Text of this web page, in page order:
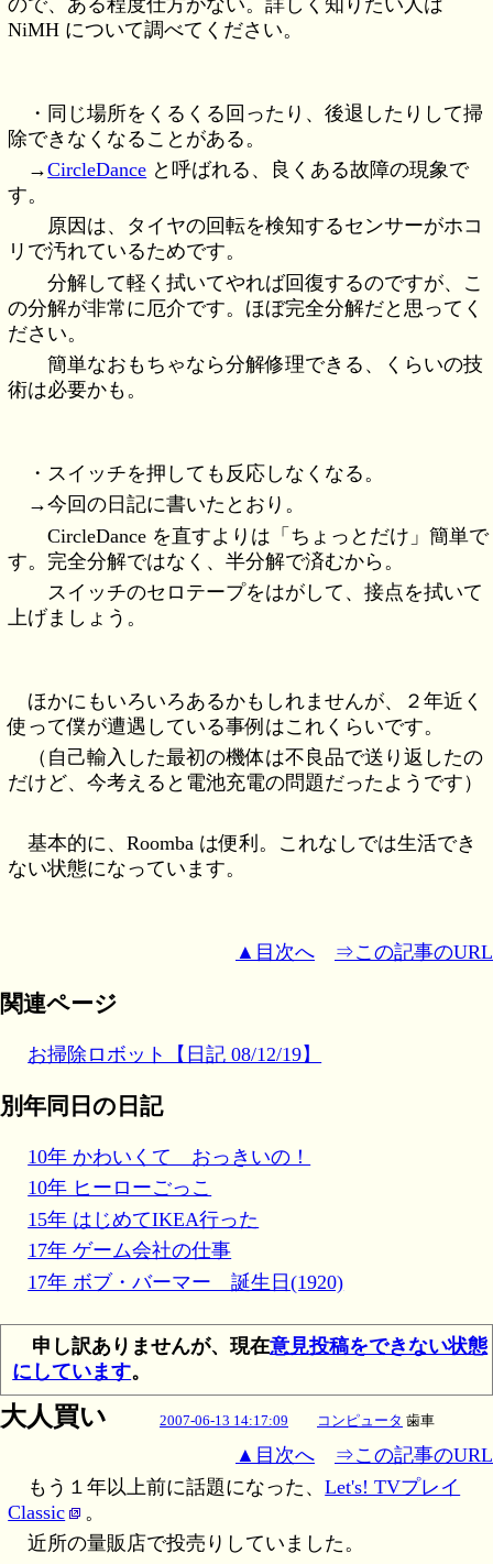
NiMH について調べてください。
・同じ場所をくるくる回ったり、後退したりして掃
除できなくなることがある。
→CircleDance と呼ばれる、良くある故障の現象で
す。
原因は、タイヤの回転を検知するセンサーがホコ
リで汚れているためです。
分解して軽く拭いてやれば回復するのですが、こ
の分解が非常に厄介です。ほぼ完全分解だと思ってく
ださい。
簡単なおもちゃなら分解修理できる、くらいの技
術は必要かも。
・スイッチを押しても反応しなくなる。
→今回の日記に書いたとおり。
CircleDance を直すよりは「ちょっとだけ」簡単で
す。完全分解ではなく、半分解で済むから。
スイッチのセロテープをはがして、接点を拭いて
上げましょう。
ほかにもいろいろあるかもしれませんが、２年近く
使って僕が遭遇している事例はこれくらいです。
（自己輸入した最初の機体は不良品で送り返したの
だけど、今考えると電池充電の問題だったようです）
基本的に、Roomba は便利。これなしでは生活でき
ない状態になっています。
▲目次へ ⇒この記事のURL
関連ページ
お掃除ロボット【日記 08/12/19】
別年同日の日記
10年 かわいくて おっきいの！
10年 ヒーローごっこ
15年 はじめてIKEA行った
17年 ゲーム会社の仕事
17年 ボブ・バーマー 誕生日(1920)
申し訳ありませんが、現在意見投稿をできない状態
にしています。
大人買い 2007-06-13 14:17:09 コンピュータ 歯車
▲目次へ
⇒この記事のURL
もう１年以上前に話題になった、Let's! TVプレイ
Classic
。
近所の量販店で投売りしていました。